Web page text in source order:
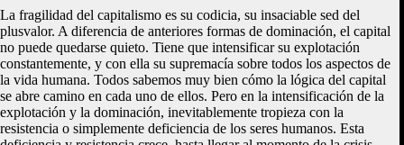
La fragilidad del capitalismo es su codicia, su insaciable sed del
plusvalor. A diferencia de anteriores formas de dominación, el capital
no puede quedarse quieto. Tiene que intensificar su explotación
constantemente, y con ella su supremacía sobre todos los aspectos de
la vida humana. Todos sabemos muy bien cómo la lógica del capital
se abre camino en cada uno de ellos. Pero en la intensificación de la
explotación y la dominación, inevitablemente tropieza con la
resistencia o simplemente deficiencia de los seres humanos. Esta